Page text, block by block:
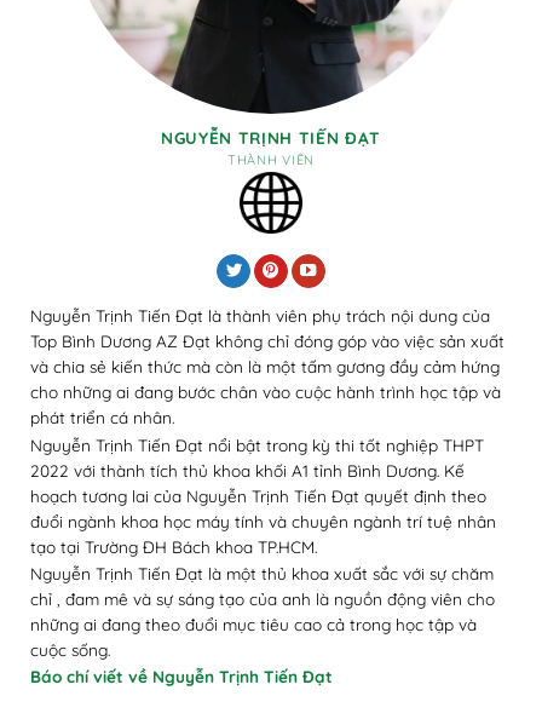
NGUYỄN TRỊNH TIẾN ĐẠT
THÀNH VIÊN
Nguyễn Trịnh Tiến Đạt là thành viên phụ trách nội dung của
Top Bình Dương AZ Đạt không chỉ đóng góp vào việc sản xuất
và chia sẻ kiến thức mà còn là một tấm gương đầy cảm hứng
cho những ai đang bước chân vào cuộc hành trình học tập và
phát triển cá nhân.
Nguyễn Trịnh Tiến Đạt nổi bật trong kỳ thi tốt nghiệp THPT
2022 với thành tích thủ khoa khối A1 tỉnh Bình Dương. Kế
hoạch tương lai của Nguyễn Trịnh Tiến Đạt quyết định theo
đuổi ngành khoa học máy tính và chuyên ngành trí tuệ nhân
tạo tại Trường ĐH Bách khoa TP.HCM.
Nguyễn Trịnh Tiến Đạt là một thủ khoa xuất sắc với sự chăm
chỉ , đam mê và sự sáng tạo của anh là nguồn động viên cho
những ai đang theo đuổi mục tiêu cao cả trong học tập và
cuộc sống.
Báo chí viết về Nguyễn Trịnh Tiến Đạt